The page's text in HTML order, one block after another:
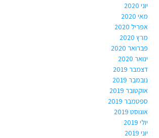
יוני 2020
מאי 2020
אפריל 2020
מרץ 2020
פברואר 2020
ינואר 2020
דצמבר 2019
נובמבר 2019
אוקטובר 2019
ספטמבר 2019
אוגוסט 2019
יולי 2019
יוני 2019